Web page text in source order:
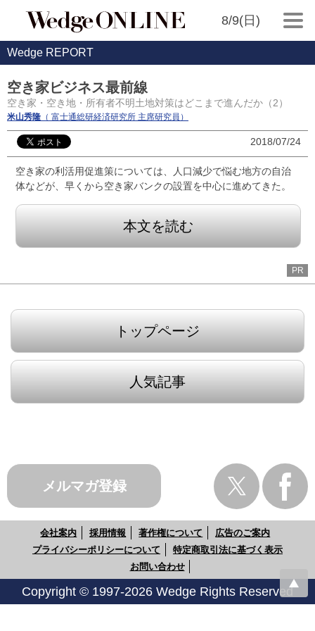
8/9(日)
Wedge REPORT
空き家ビジネス最前線
空き家・空き地・所有者不明土地対策はどこまで進んだか（2）
米山秀隆 （ 富士通総研経済研究所 主席研究員）
2018/07/24
空き家の利活用促進策については、人口減少で悩む地方の自治
体などが、早くから空き家バンクの設置を中心に進めてきた。
本文を読む
PR
トップページ
人気記事
メルマガ登録
会社案内 採用情報 著作権について
広告のご案内
プライバシーポリシーについて
特定商取引法に基づく表示
お問い合わせ
Copyright © 1997-2026 Wedge Rights Reserved